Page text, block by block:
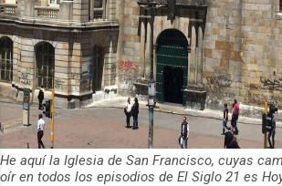
He aquí la Iglesia de San Francisco, cuyas
oír en todos los episodios de El Siglo 21 es